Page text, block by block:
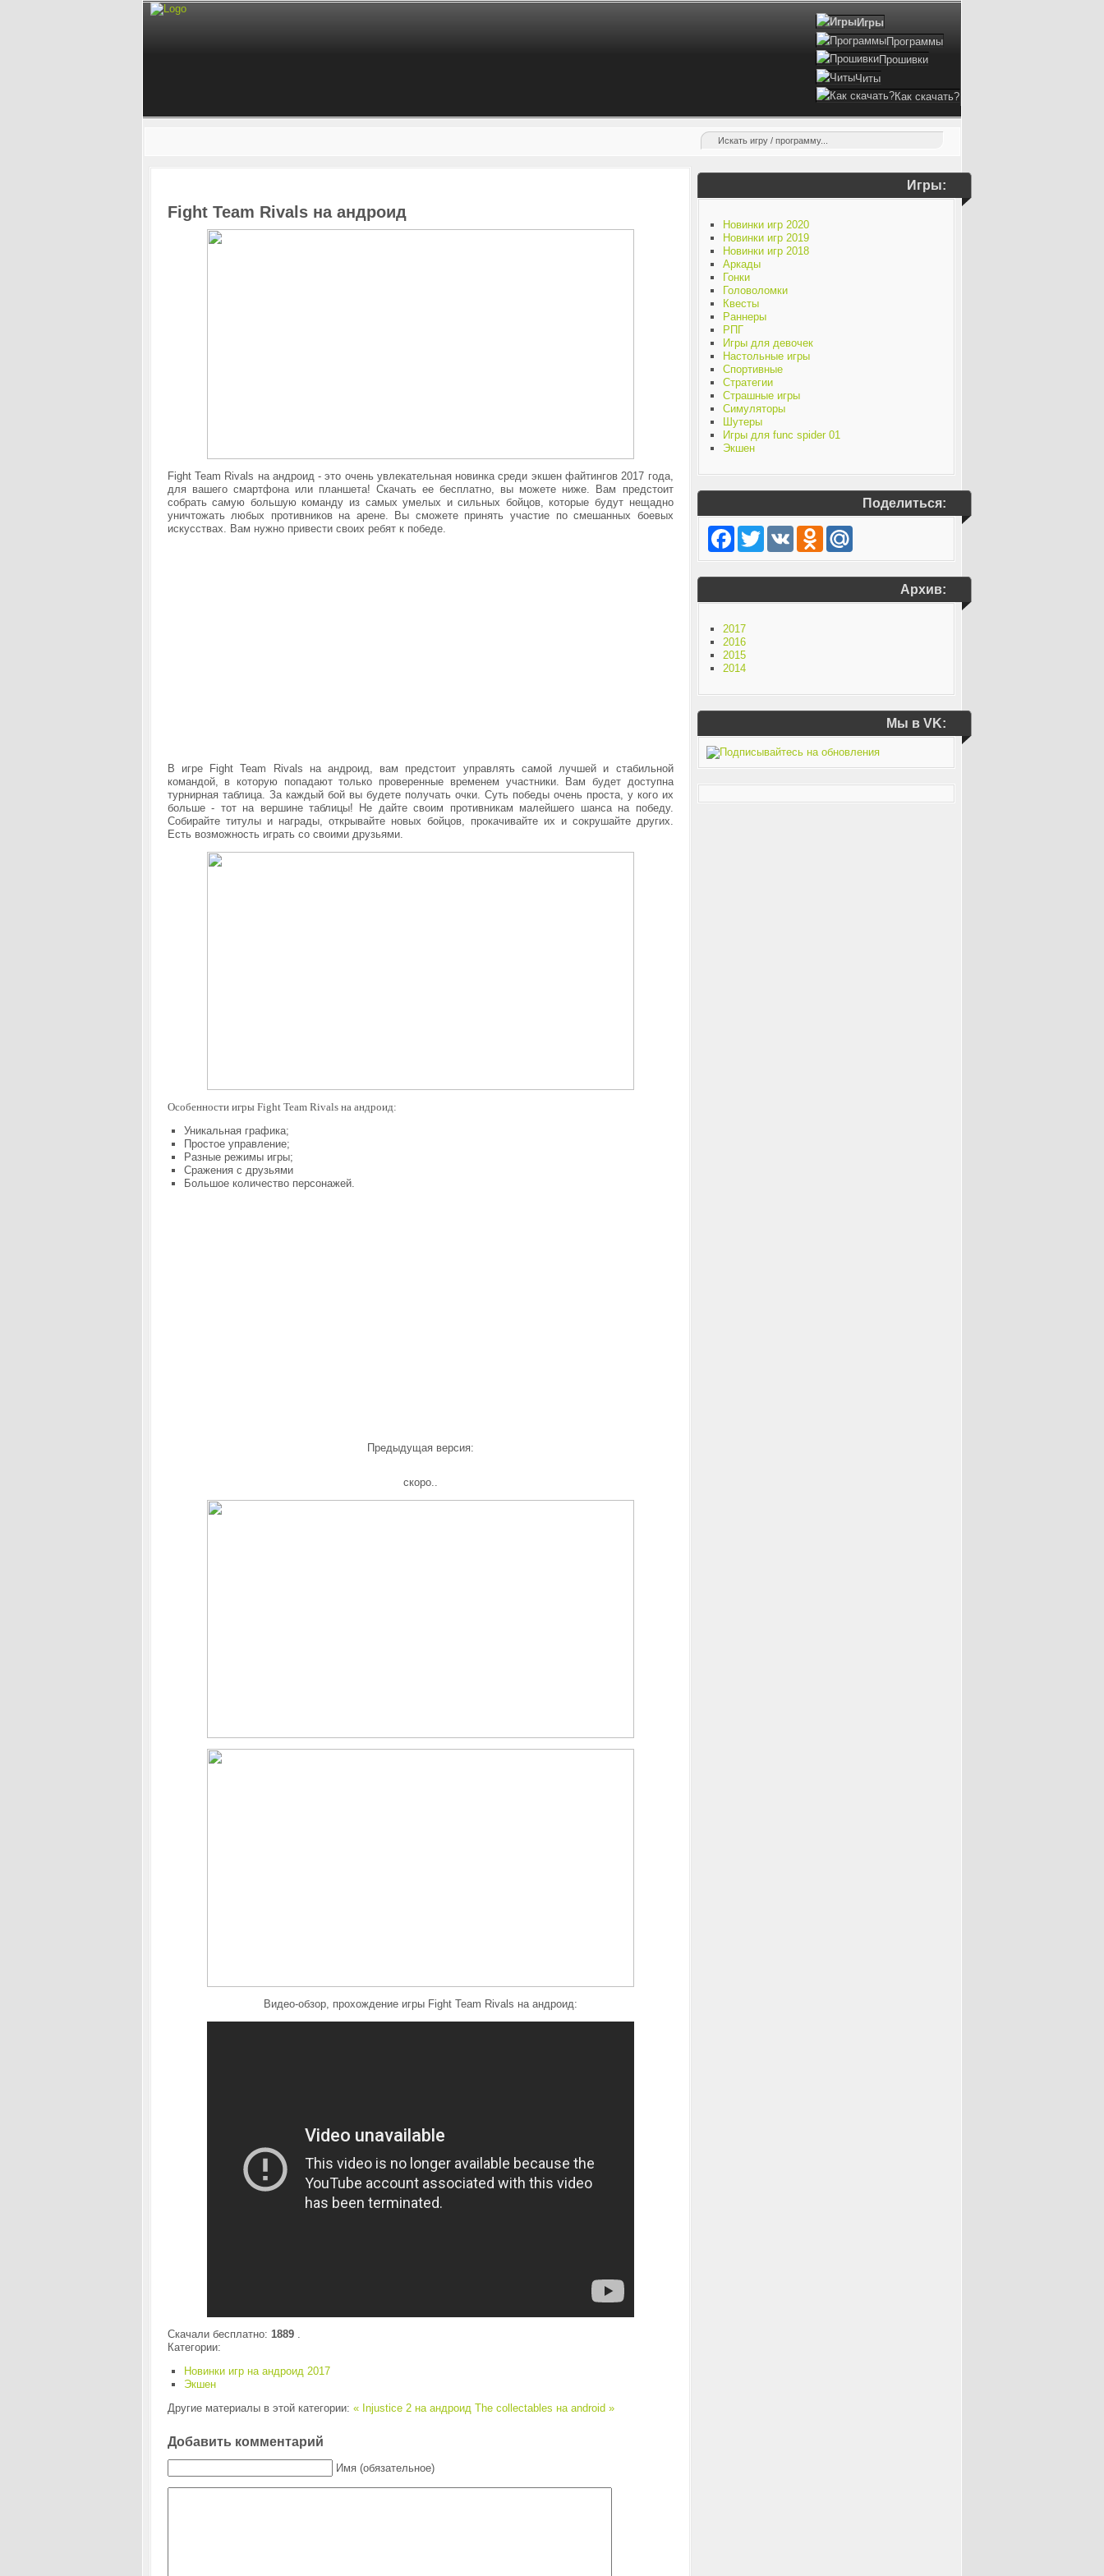
Игры
Программы
Прошивки
Читы
Как скачать?
Fight Team Rivals на андроид
Fight Team Rivals на андроид - это очень увлекательная новинка среди экшен файтингов 2017 года,
для вашего смартфона или планшета! Скачать ее бесплатно, вы можете ниже. Вам предстоит
собрать самую большую команду из самых умелых и сильных бойцов, которые будут нещадно
уничтожать любых противников на арене. Вы сможете принять участие по смешанных боевых
искусствах. Вам нужно привести своих ребят к победе.
В игре
Fight Team Rivals на андроид, вам предстоит управлять самой лучшей и стабильной
командой, в которую попадают только проверенные временем участники. Вам будет доступна
турнирная таблица. За каждый бой вы будете получать очки. Суть победы очень проста, у кого их
больше - тот на вершине таблицы! Не дайте своим противникам малейшего шанса на победу.
Собирайте титулы и награды, открывайте новых бойцов, прокачивайте их и сокрушайте других.
Есть возможность играть со своими друзьями.
Особенности игры Fight Team Rivals на андроид:
Уникальная графика;
Простое управление;
Разные режимы игры;
Сражения с друзьями
Большое количество персонажей.
Предыдущая версия:
скоро..
Видео-обзор, прохождение игры Fight Team Rivals на андроид:
Скачали бесплатно: 1889.
Категории:
Новинки игр на андроид 2017
Экшен
Другие материалы в этой категории: « Injustice 2 на андроид The collectables на android »
Добавить комментарий
Имя (обязательное)
Игры:
Новинки игр 2020
Новинки игр 2019
Новинки игр 2018
Аркады
Гонки
Головоломки
Квесты
Раннеры
РПГ
Игры для девочек
Настольные игры
Спортивные
Стратегии
Страшные игры
Симуляторы
Шутеры
Игры для func spider 01
Экшен
Поделиться:
FacebookTwitter VK Odnoklassniki
Архив:
2017
2016
2015
2014
Мы в VK: